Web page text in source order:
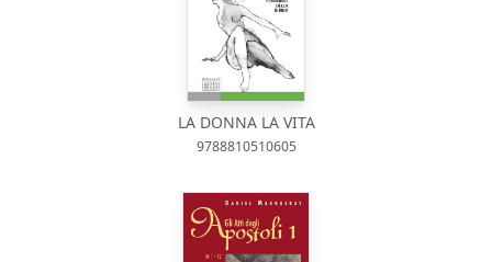
LA DONNA LA VITA
9788810510605